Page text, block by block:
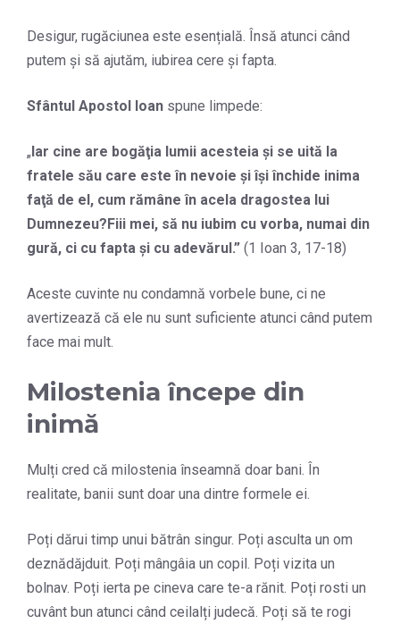
Desigur, rugăciunea este esențială. Însă atunci când
putem și să ajutăm, iubirea cere și fapta.
Sfântul Apostol Ioan spune limpede:
„Iar cine are bogăţia lumii acesteia şi se uită la
fratele său care este în nevoie şi îşi închide inima
faţă de el, cum rămâne în acela dragostea lui
Dumnezeu?Fiii mei, să nu iubim cu vorba, numai din
gură, ci cu fapta şi cu adevărul.” (1 Ioan 3, 17-18)
Aceste cuvinte nu condamnă vorbele bune, ci ne
avertizează că ele nu sunt suficiente atunci când putem
face mai mult.
Milostenia începe din
inimă
Mulți cred că milostenia înseamnă doar bani. În
realitate, banii sunt doar una dintre formele ei.
Poți dărui timp unui bătrân singur. Poți asculta un om
deznădăjduit. Poți mângâia un copil. Poți vizita un
bolnav. Poți ierta pe cineva care te-a rănit. Poți rosti un
cuvânt bun atunci când ceilalți judecă. Poți să te rogi